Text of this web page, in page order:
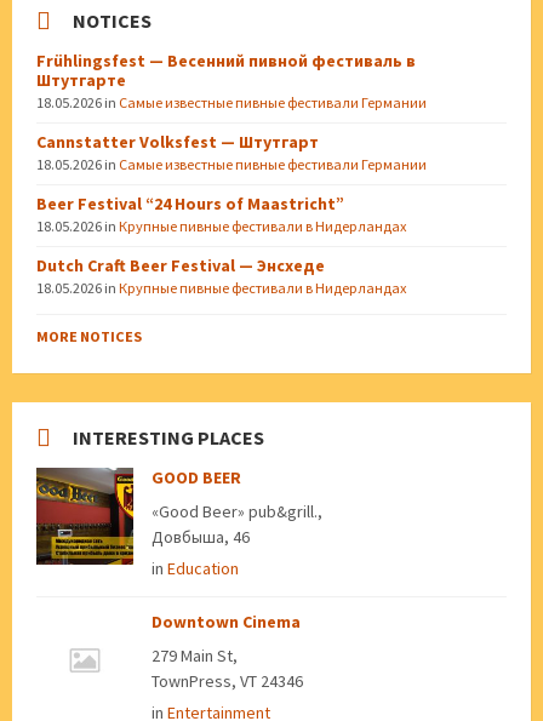
NOTICES
Frühlingsfest — Весенний пивной фестиваль в
Штутгарте
18.05.2026 in Самые известные пивные фестивали Германии
Cannstatter Volksfest — Штутгарт
18.05.2026 in Самые известные пивные фестивали Германии
Beer Festival “24 Hours of Maastricht”
18.05.2026 in Крупные пивные фестивали в Нидерландах
Dutch Craft Beer Festival — Энсхеде
18.05.2026 in Крупные пивные фестивали в Нидерландах
MORE NOTICES
INTERESTING PLACES
GOOD BEER
«Good Beer» pub&grill.,
Довбыша, 46
in Education
Downtown Cinema
279 Main St,
TownPress, VT 24346
in Entertainment